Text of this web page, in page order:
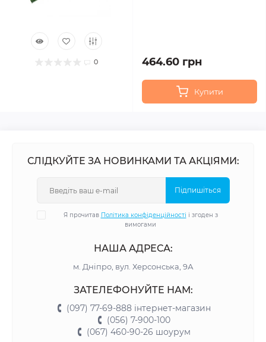
0 464.60 грн
Купити
СЛІДКУЙТЕ ЗА НОВИНКАМИ ТА АКЦІЯМИ:
Підпишіться
Я прочитав Політика конфіденційності і згоден з
вимогами
НАША АДРЕСА:
м. Дніпро, вул. Херсонська, 9А
ЗАТЕЛЕФОНУЙТЕ НАМ:
(097) 77-69-888 інтернет-магазин
(056) 7-900-100
(067) 460-90-26 шоурум